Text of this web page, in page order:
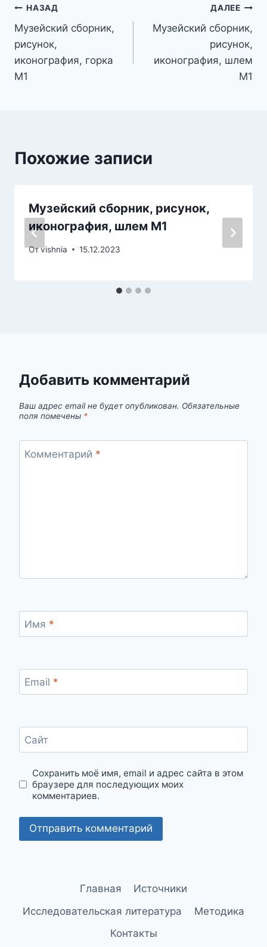
Навигация
по
записям
НАЗАД
Музейский сборник,
рисунок,
иконография, горка
М1
ДАЛЕЕ
Музейский сборник,
рисунок,
иконография, шлем
М1
Похожие записи
Музейский сборник, рисунок,
иконография, шлем М1
Отvishnia 15.12.2023
Добавить комментарий
Ваш адрес email не будет опубликован. Обязательные
поля помечены *
Комментарий *
Имя *
Email *
Сайт
Сохранить моё имя, email и адрес сайта в этом
браузере для последующих моих
комментариев.
Главная
Источники
Исследовательская литература
Методика
Контакты